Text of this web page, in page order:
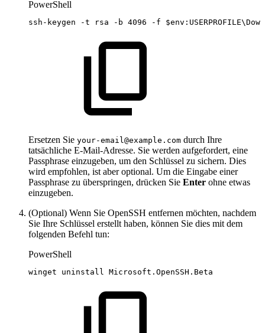
PowerShell
ssh-keygen -t rsa - b 4096 - f $env
Ersetzen Sie your-email@example.com durch Ihre
tatsächliche E-Mail-Adresse. Sie werden aufgefordert, eine
Passphrase einzugeben, um den Schlüssel zu sichern. Dies
wird empfohlen, ist aber optional. Um die Eingabe einer
Passphrase zu überspringen, drücken Sie Enter ohne etwas
einzugeben.
(Optional) Wenn Sie OpenSSH entfernen möchten, nachdem
Sie Ihre Schlüssel erstellt haben, können Sie dies mit dem
folgenden Befehl tun:
PowerShell
winget uninstall Microsoft . OpenSSH . Beta